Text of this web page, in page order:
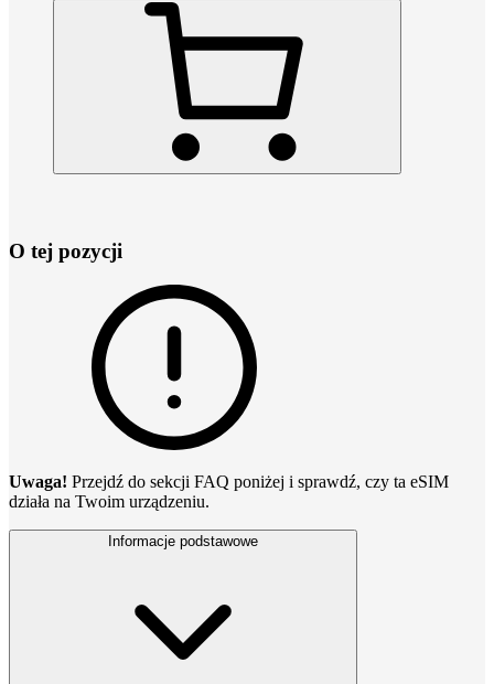
O tej pozycji
Uwaga! Przejdź do sekcji FAQ poniżej i sprawdź, czy ta eSIM
działa na Twoim urządzeniu.
Informacje podstawowe